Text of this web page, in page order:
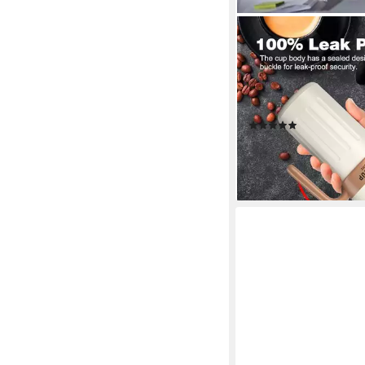
EXTSUD
Thermobecher
Digitalanzeige
Edelstahl, 316
auslaufsicher mit
23,99 € UVP
-35%
lieferbar - in 3-4